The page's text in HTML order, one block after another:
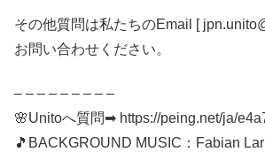
その他質問は私たちのEmail [
お問い合わせください。
– – – – – – – – –
🌸Unitoへ質問➡ https://peing.net/ja/
🎵BACKGROUND MUSIC：Fabian